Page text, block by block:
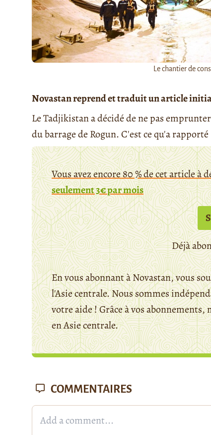
Le chantier de
Novastan reprend et traduit un article
Le Tadjikistan a décidé de ne pas
du barrage de Rogun. C'est ce qu'a rapporté
Vous avez encore 80 % de cet article à
seulement 3€ par mois
Déjà
En vous abonnant à Novastan, vous
l'Asie centrale. Nous sommes
votre aide ! Grâce à vos
en Asie centrale.
COMMENTAIRES